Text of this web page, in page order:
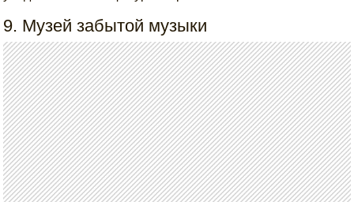
9. Музей забытой музыки